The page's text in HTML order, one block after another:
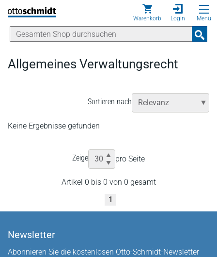
Direkt zum Inhalt
Warenkorb Login Menü
Allgemeines Verwaltungsrecht
Sortieren nach
Keine Ergebnisse gefunden
Zeige pro Seite
Artikel 0 bis 0 von 0 gesamt
1
Newsletter
Abonnieren Sie die kostenlosen Otto-Schmidt-Newsletter